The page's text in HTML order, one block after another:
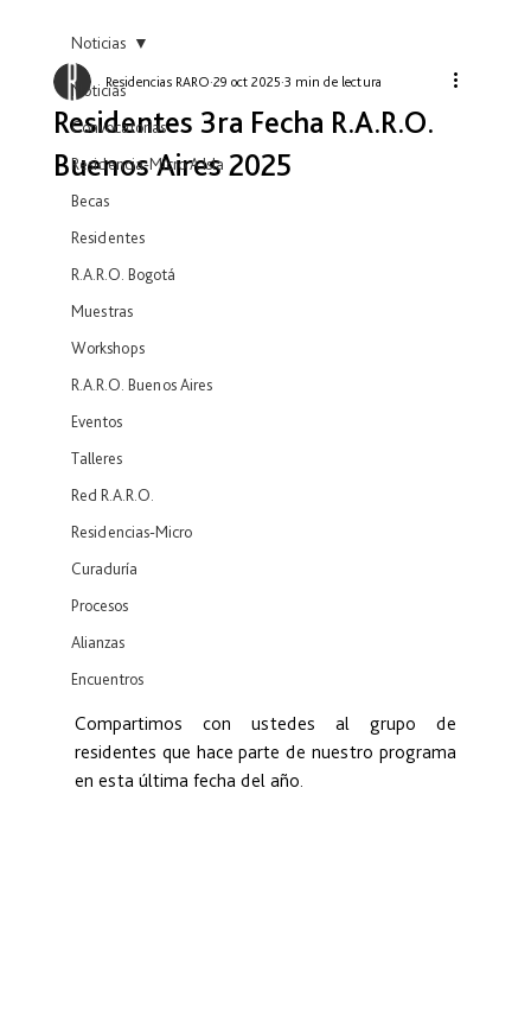
Noticias
Convocatorias
Residencia-Micro A Isla
Becas
Residentes
R.A.R.O. Bogotá
Muestras
Workshops
R.A.R.O. Buenos Aires
Eventos
Talleres
Red R.A.R.O.
Residencias-Micro
Curaduría
Procesos
Alianzas
Encuentros
Noticias
Residentes 3ra Fecha R.A.R.O.
Buenos Aires 2025
Residencias RARO 29 oct 2025 3 min de lectura
Compartimos con ustedes al grupo de
residentes que hace parte de nuestro programa
en esta última fecha del año.